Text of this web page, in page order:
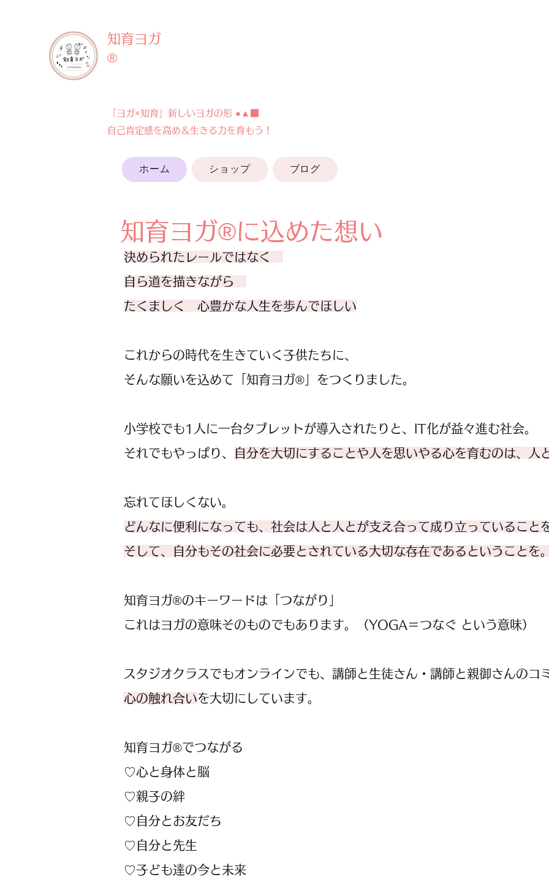
知育ヨガ
®︎
「ヨガ×知育」新しいヨガの形 ●▲■
​自己肯定感を高め＆生きる力を育もう！
ホーム ショップ ブログ
​知育ヨガ®に込めた想い
決められたレールではなく
自ら道を描きながら
たくましく 心豊かな人生を歩んでほしい
これからの時代を生きていく子供たちに、
そんな願いを込めて「知育ヨガ®︎」をつくりました。
小学校でも1人に一台タブレットが導入されたりと、IT化が益々進む社会。
それでもやっぱり、
自分を大切にすることや人を思いやる心を育むのは、人
忘れてほしくない。
どんなに便利になっても、社会は人と人とが支え合って成り立っていること
そして、自分もその社会に必要とされている大切な存在であるということを
知育ヨガ®︎のキーワードは「つながり」
これはヨガの意味そのものでもあります。（YOGA＝つなぐ という意味）
スタジオクラスでもオンラインでも、講師と生徒さん・講師と親御さんのコ
心の触れ合いを大切にしています。
知育ヨガ®でつながる
♡心と身体と脳
♡親子の絆
♡自分とお友だち
♡自分と先生
♡子ども達の今と未来